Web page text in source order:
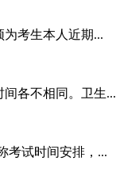
考生本人近期...
各不相同。卫生...
考试时间安排，...